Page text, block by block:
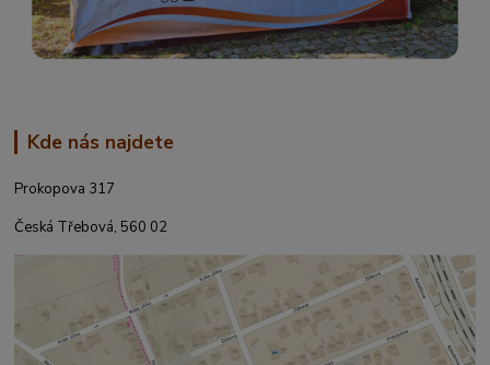
Kde nás najdete
Prokopova 317
Česká Třebová, 560 02